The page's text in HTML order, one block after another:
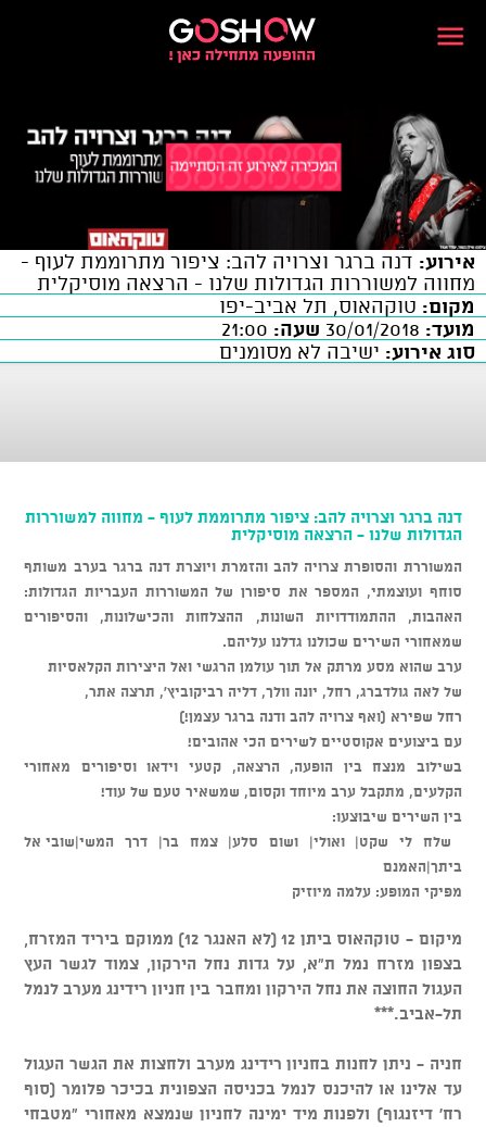
אירוע: דנה ברגר וצרויה להב: ציפור מתרוממת לעוף -
מחווה למשוררות הגדולות שלנו - הרצאה מוסיקלית
מקום: טוקהאוס, תל אביב-יפו
מועד:
שעה:
סוג אירוע: ישיבה לא מסומנים
דנה ברגר וצרויה להב: ציפור מתרוממת לעוף - מחווה למשוררות
הגדולות שלנו - הרצאה מוסיקלית
המשוררת והסופרת צרויה להב והזמרת ויוצרת דנה ברגר בערב משותף
סוחף ועוצמתי, המספר את סיפורן של המשוררות העבריות הגדולות:
האהבות, ההתמודדויות השונות, ההצלחות והכישלונות, והסיפורים
שמאחורי השירים שכולנו גדלנו עליהם.
ערב שהוא מסע מרתק אל תוך עולמן הרגשי ואל היצירות הקלאסיות
של לאה גולדברג, רחל, יונה וולך, דליה רביקוביץ’, תרצה אתר,
רחל שפירא (ואף צרויה להב ודנה ברגר עצמן!)
עם ביצועים אקוסטיים לשירים הכי אהובים!
בשילוב מנצח בין הופעה, הרצאה, קטעי וידאו וסיפורים מאחורי
הקלעים, מתקבל ערב מיוחד וקסום, שמשאיר טעם של עוד!
בין השירים שיבוצעו:
שלח לי שקט| ואולי| ושום סלע| צמח בר| דרך המשי|שובי אל
ביתך|האמנם
מפיקי המופע: עלמה מיוזיק
מיקום - טוקהאוס ביתן 12 (לא האנגר 12) ממוקם ביריד המזרח,
בצפון מזרח נמל ת"א, על גדות נחל הירקון, צמוד לגשר העץ
העגול החוצה את נחל הירקון ומחבר בין חניון רידינג מערב לנמל
תל-אביב.***
חניה - ניתן לחנות בחניון רידינג מערב ולחצות את הגשר העגול
עד אלינו או להיכנס לנמל בכניסה הצפונית בכיכר פלומר (סוף
רח' דיזנגוף) ולפנות מיד ימינה לחניון שנמצא מאחורי "מטבחי